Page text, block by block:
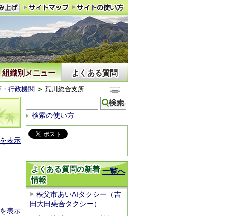
組織別メニュー よくある質問
行政機関 荒川総合支所
表示
表示
検索の使い方
一覧へ
よくある質問の新着
情報
秩父市あいAIタクシー（吉
田大田乗合タクシー）